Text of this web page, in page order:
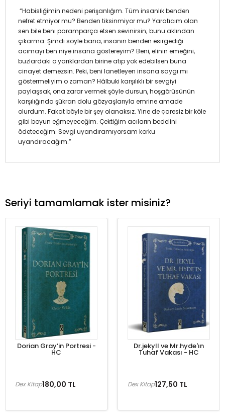
“Habisliğimin nedeni perişanlığım. Tüm insanlık benden
nefret etmiyor mu? Benden tiksinmiyor mu? Yaratıcım olan
sen bile beni paramparça etsen sevinirsin; bunu aklından
çıkarma. Şimdi söyle bana, insanın benden esirgediği
acımayı ben niye insana göstereyim? Beni, elinin emeğini,
buzlardaki o yarıklardan birine atıp yok edebilsen buna
cinayet demezsin. Peki, beni lanetleyen insana saygı mı
göstermeliyim o zaman? Hâlbuki karşılıklı bir sevgiyi
paylaşsak, ona zarar vermek şöyle dursun, hoşgörüsünün
karşılığında şükran dolu gözyaşlarıyla emrine amade
olurdum. Fakat böyle bir şey olanaksız. Yine de çaresiz bir köle
gibi boyun eğmeyeceğim. Çektiğim acıların bedelini
ödeteceğim. Sevgi uyandıramıyorsam korku
uyandıracağım.”
Seriyi tamamlamak ister misiniz?
Dorian Gray’in Portresi -
HC
180,00 TL
Dex Kitap
Dr.jekyll ve Mr.hyde'ın
Tuhaf Vakası - HC
127,50 TL
Dex Kitap